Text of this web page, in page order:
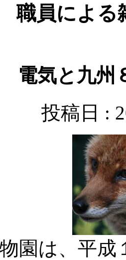
職員による
電気と九州
投稿日 :
園は、平